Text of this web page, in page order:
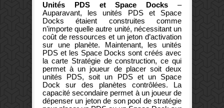
Unités PDS et Space Docks –
Auparavant, les unités PDS et Space
Docks étaient construites comme
n’importe quelle autre unité, nécessitant un
coût de ressources et un jeton d’activation
sur une planète. Maintenant, les unités
PDS et les Space Docks sont créés avec
la carte Stratégie de construction, ce qui
permet à un joueur de placer soit deux
unités PDS, soit un PDS et un Space
Dock sur des planètes contrôlées. La
capacité secondaire permet à un joueur de
dépenser un jeton de son pool de stratégie